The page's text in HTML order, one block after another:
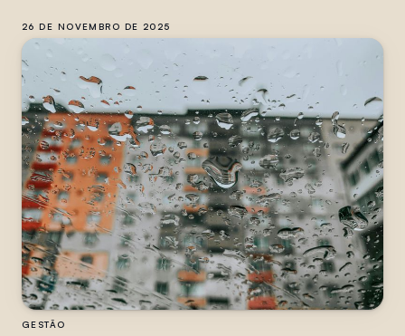
26 DE NOVEMBRO DE 2025
GESTÃO